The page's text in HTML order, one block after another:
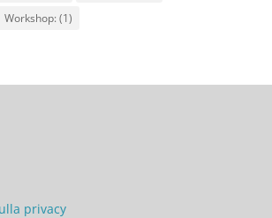
Workshop: (1)
privacy